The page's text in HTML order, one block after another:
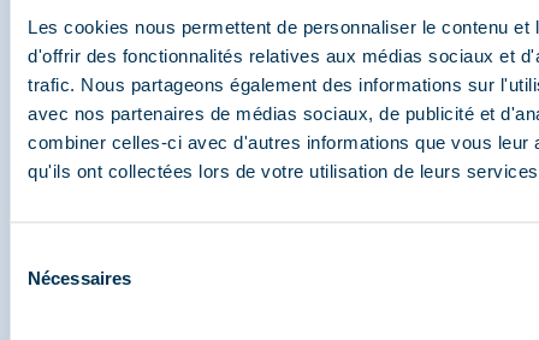
Les cookies nous permettent de personnaliser le contenu et
d'offrir des fonctionnalités relatives aux médias sociaux et
trafic. Nous partageons également des informations sur
avec nos partenaires de médias sociaux, de publicité et
combiner celles-ci avec d'autres informations que vous leur
qu'ils ont collectées lors de votre utilisation de leurs
Nécessaires
Partagez vos moments à
Méribel
Et retrouvez-nous sur les réseaux sociaux